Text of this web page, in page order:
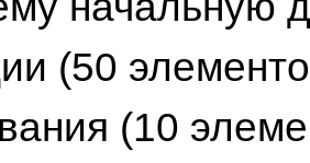
(50
(10